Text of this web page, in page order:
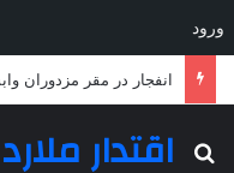
ورود
انفجار در مقر مزدوران
اقتدار ملارد
جستجو برای